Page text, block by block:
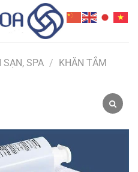
SẠN, SPA / KHĂN TẮM